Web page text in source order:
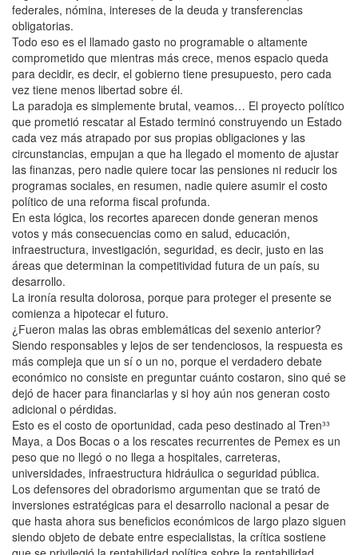
federales, nómina, intereses de la deuda y transferencias
obligatorias.
Todo eso es el llamado gasto no programable o altamente
comprometido que mientras más crece, menos espacio queda
para decidir, es decir, el gobierno tiene presupuesto, pero cada
vez tiene menos libertad sobre él.
La paradoja es simplemente brutal, veamos… El proyecto político
que prometió rescatar al Estado terminó construyendo un Estado
cada vez más atrapado por sus propias obligaciones y las
circunstancias, empujan a que ha llegado el momento de ajustar
las finanzas, pero nadie quiere tocar las pensiones ni reducir los
programas sociales, en resumen, nadie quiere asumir el costo
político de una reforma fiscal profunda.
En esta lógica, los recortes aparecen donde generan menos
votos y más consecuencias como en salud, educación,
infraestructura, investigación, seguridad, es decir, justo en las
áreas que determinan la competitividad futura de un país, su
desarrollo.
La ironía resulta dolorosa, porque para proteger el presente se
comienza a hipotecar el futuro.
¿Fueron malas las obras emblemáticas del sexenio anterior?
Siendo responsables y lejos de ser tendenciosos, la respuesta es
más compleja que un sí o un no, porque el verdadero debate
económico no consiste en preguntar cuánto costaron, sino qué se
dejó de hacer para financiarlas y si hoy aún nos generan costo
adicional o pérdidas.
Esto es el costo de oportunidad, cada peso destinado al Tren³³
Maya, a Dos Bocas o a los rescates recurrentes de Pemex es un
peso que no llegó o no llega a hospitales, carreteras,
universidades, infraestructura hidráulica o seguridad pública.
Los defensores del obradorismo argumentan que se trató de
inversiones estratégicas para el desarrollo nacional a pesar de
que hasta ahora sus beneficios económicos de largo plazo siguen
siendo objeto de debate entre especialistas, la crítica sostiene